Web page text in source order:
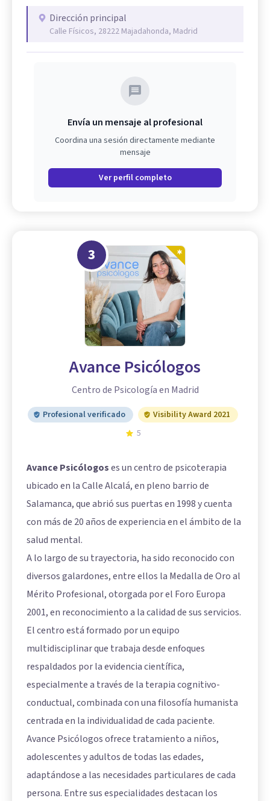
Dirección principal
Calle Físicos, 28222 Majadahonda, Madrid
Envía un mensaje al profesional
Coordina una sesión directamente mediante
mensaje
Ver perfil completo
3
Avance Psicólogos
Centro de Psicología en Madrid
Profesional verificado
Visibility Award 2021
5
Avance Psicólogoses un centro de psicoterapia
ubicado en la Calle Alcalá, en pleno barrio de
Salamanca, que abrió sus puertas en 1998 y cuenta
con más de 20 años de experiencia en el ámbito de la
salud mental.
A lo largo de su trayectoria, ha sido reconocido con
diversos galardones, entre ellos la Medalla de Oro al
Mérito Profesional, otorgada por el Foro Europa
2001, en reconocimiento a la calidad de sus servicios.
El centro está formado por un equipo
multidisciplinar que trabaja desde enfoques
respaldados por la evidencia científica,
especialmente a través de la terapia cognitivo-
conductual, combinada con una filosofía humanista
centrada en la individualidad de cada paciente.
Avance Psicólogos ofrece tratamiento a niños,
adolescentes y adultos de todas las edades,
adaptándose a las necesidades particulares de cada
persona. Entre sus especialidades destacan los